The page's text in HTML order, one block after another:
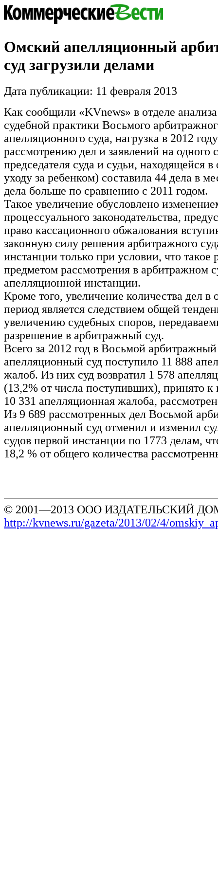
Омский апелляционный
суд загрузили делами
Дата публикации: 11 февраля 2013
Как сообщили «KVnews» в отделе
судебной практики Восьмого
апелляционного суда, нагрузка в 2012
рассмотрению дел и заявлений на одного
председателя суда и судьи, находящейся в
уходу за ребенком) составила 44 дела в
дела больше по сравнению с 2011 годом.
Такое увеличение обусловлено
процессуального законодательства,
право кассационного обжалования
законную силу решения арбитражного
инстанции только при условии, что
предметом рассмотрения в арбитражном
апелляционной инстанции.
Кроме того, увеличение количества дел в
период является следствием общей
увеличению судебных споров,
разрешение в арбитражный суд.
Всего за 2012 год в Восьмой арбитражный
апелляционный суд поступило 11 888
жалоб. Из них суд возвратил 1 578
(13,2% от числа поступивших), принято к
10 331 апелляционная жалоба,
Из 9 689 рассмотренных дел Восьмой
апелляционный суд отменил и изменил
судов первой инстанции по 1773 делам,
18,2 % от общего количества
© 2001—2013 ООО ИЗДАТЕЛЬСКИЙ
http://kvnews.ru/gazeta/2013/02/4/